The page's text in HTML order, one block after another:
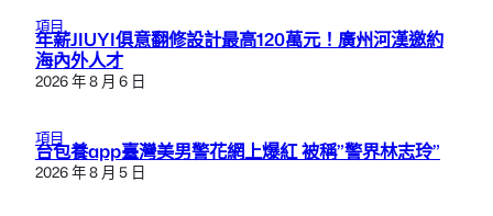
項目
年薪JIUYI俱意翻修設計最高120萬元！廣州河漢邀約
海內外人才
2026 年 8 月 6 日
項目
台包養app臺灣美男警花網上爆紅 被稱”警界林志玲”
2026 年 8 月 5 日